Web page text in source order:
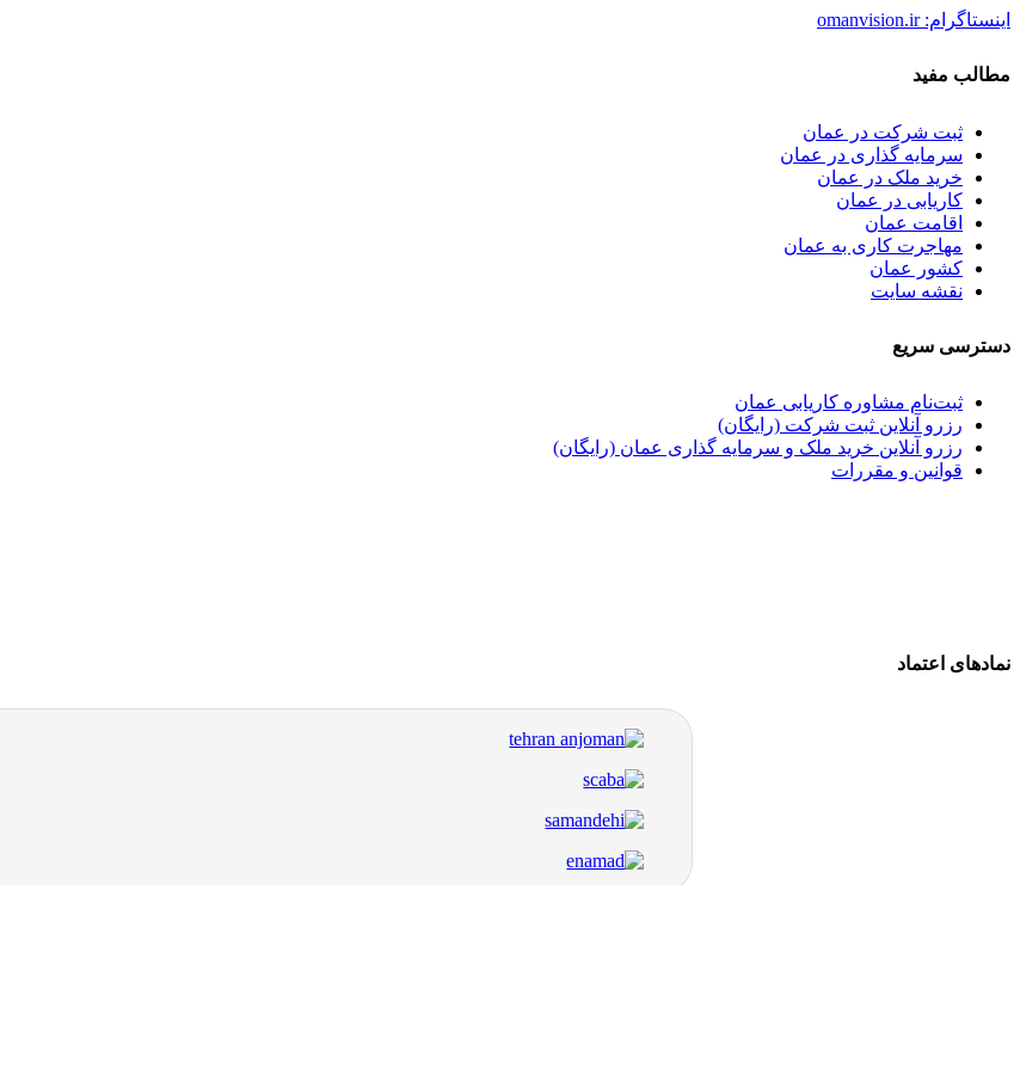
اینستاگرام: omanvision.ir
مطالب مفید
ثبت شرکت در عمان
سرمایه گذاری در عمان
خرید ملک در عمان
کاریابی در عمان
اقامت عمان
مهاجرت کاری به عمان
کشور عمان
نقشه سایت
دسترسی سریع
ثبت‌نام مشاوره کاریابی عمان
رزرو آنلاین ثبت شرکت (رایگان)
رزرو آنلاین خرید ملک و سرمایه گذاری عمان (رایگان)
قوانین و مقررات
نمادهای اعتماد